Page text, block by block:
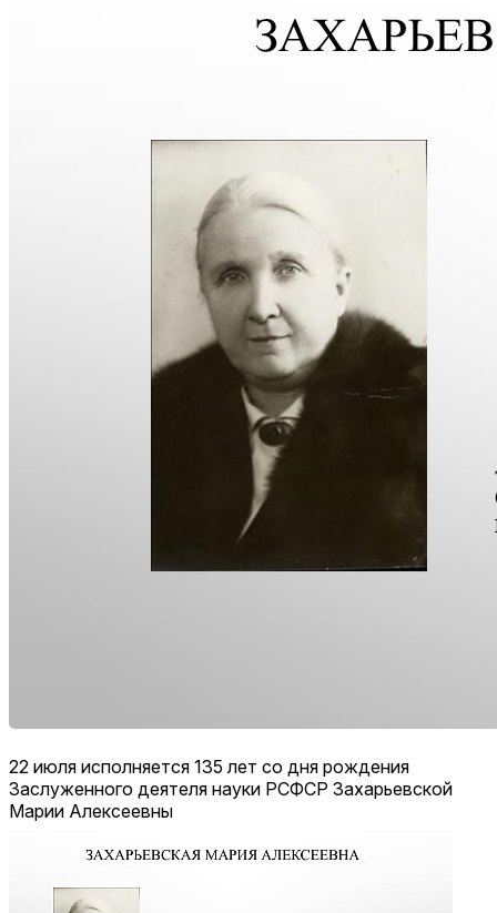
22 июля исполняется 135 лет со дня рождения
Заслуженного деятеля науки РСФСР Захарьевской
Марии Алексеевны